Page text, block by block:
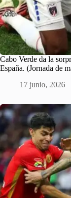
Cabo Verde da la
España. (Jornada de
17 junio, 2026